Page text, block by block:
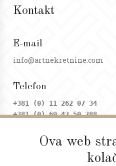
Ova web
Kontakt
E-mail
info@artnekretnine.com
Telefon
+381 (0) 11 262 07 34
+381 (0) 69 42 50 288
Adresa
Dositejeva 9, Trg republike